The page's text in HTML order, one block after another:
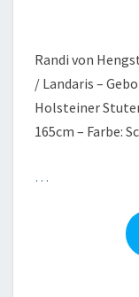
Randi von
/ Landaris –
Holsteiner
165cm – Farbe:
…